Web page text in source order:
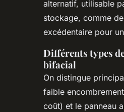
alternatif, utilisable
stockage, comme
excédentaire pour
Différents types
bifacial
On distingue
faible
coût) et le panneau